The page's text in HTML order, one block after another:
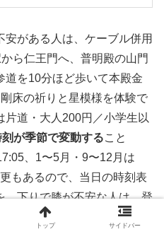
がある人は、ケーブル併用
ら仁王門へ、普明殿の山門
道を10分ほど歩いて本殿金
床の祈りと星模様を体験で
片道・大人200円／小学生以
が季節で変動すること
、1〜5月・9〜12月は
もあるので、当日の時刻表
。下りで膝が不安な人は、登
使いゆっくり歩くなど体調に
トップ サイドバー